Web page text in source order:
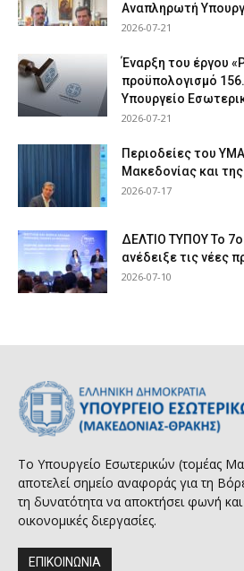
Αναπληρωτή
2026-07-21
Έναρξη του έργου
προϋπολογισμό
Υπουργείο
2026-07-21
Περιοδείες του
Μακεδονίας και
2026-07-17
ΔΕΛΤΙΟ ΤΥΠΟΥ Το
ανέδειξε τις νέες
2026-07-10
Το Υπουργείο Εσωτερικών (τομέας
αποτελεί σημείο αναφοράς για τη
τη δυνατότητα να αποκτήσει φωνή και
οικονομικές διεργασίες.
ΕΠΙΚΟΙΝΩΝΙΑ